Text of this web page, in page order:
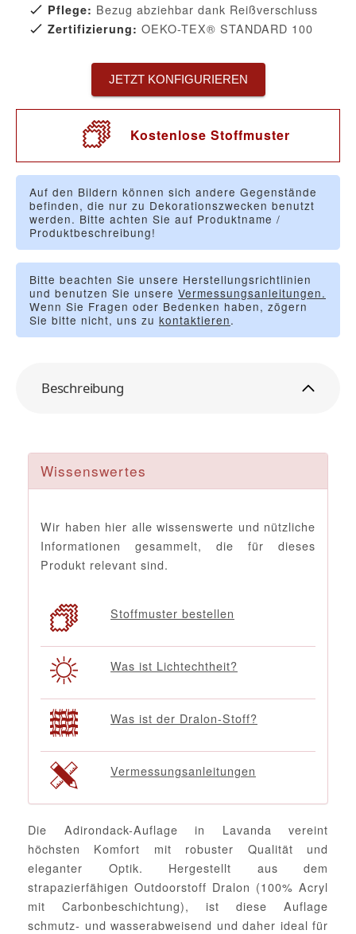
Pflege: Bezug abziehbar dank Reißverschluss
Zertifizierung: OEKO-TEX® STANDARD 100
JETZT KONFIGURIEREN
Kostenlose Stoffmuster
Auf den Bildern können sich andere Gegenstände
befinden, die nur zu Dekorationszwecken benutzt
werden. Bitte achten Sie auf Produktname /
Produktbeschreibung!
Bitte beachten Sie unsere Herstellungsrichtlinien
und benutzen Sie unsere Vermessungsanleitungen.
Wenn Sie Fragen oder Bedenken haben, zögern
Sie bitte nicht, uns zu kontaktieren.
Beschreibung
Wissenswertes
Wir haben hier alle wissenswerte und nützliche
Informationen gesammelt, die für dieses
Produkt relevant sind.
Stoffmuster bestellen
Was ist Lichtechtheit?
Was ist der Dralon-Stoff?
Vermessungsanleitungen
Die Adirondack-Auflage in Lavanda vereint
höchsten Komfort mit robuster Qualität und
eleganter Optik. Hergestellt aus dem
strapazierfähigen Outdoorstoff Dralon (100% Acryl
mit Carbonbeschichtung), ist diese Auflage
schmutz- und wasserabweisend und daher ideal für